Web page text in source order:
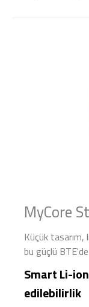
MyCore
Küçük
bu güçlü
Smart Li-
edilebilirlik